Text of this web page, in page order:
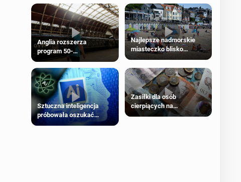
Anglia rozszerza
program 50-
procentowych zniżek
kolejowych na 18-latków
Najlepsze nadmorskie
miasteczko blisko
Londynu
Sztuczna inteligencja
próbowała oszukać
człowieka
Zasiłki dla osób
cierpiących na
schorzenia psychiczne